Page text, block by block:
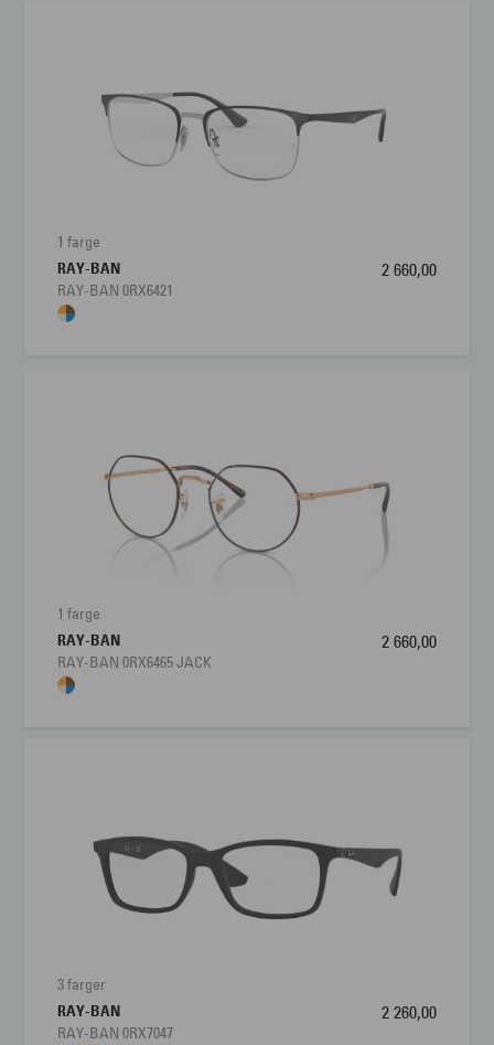
1 farge
RAY-BAN
RAY-BAN 0RX6421
2 660,00
1 farge
RAY-BAN
RAY-BAN 0RX6465 JACK
2 660,00
3 farger
RAY-BAN
RAY-BAN 0RX7047
2 260,00